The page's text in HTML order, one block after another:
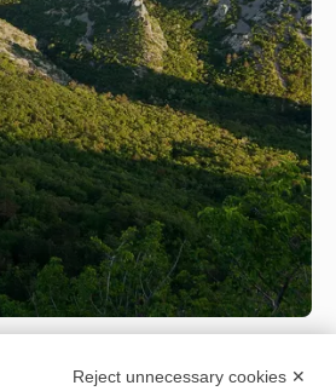
Afficher
4 5
Reject unnecessary cookies ✕